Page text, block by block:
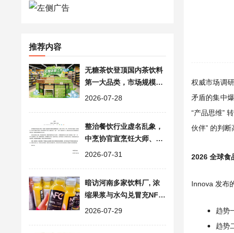
推荐内容
无糖茶饮登顶国内茶饮料
第一大品类，市场规模突
破1350亿元
2026-07-28
整治餐饮行业虚名乱象，
中烹协官宣烹饪大师、美
食城市等荣誉称号即刻失
2026-07-31
暗访河南多家饮料厂, 浓
缩果浆与水勾兑冒充NFC
果汁, 涉嫌虚假宣传
2026-07-29
权威市场调
矛盾的集中
“产品思维”
伙伴” 的判断
2026 全球食
Innova 发布
趋势
趋势